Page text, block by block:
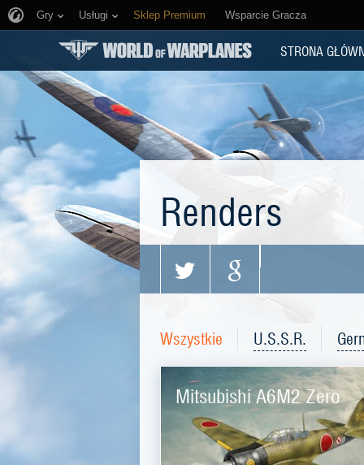
Gry Usługi Sklep Premium Wsparcie Gracza
STRONA
Renders
Wszystkie U.S.S.R.
Mitsubishi A6M2 Zero